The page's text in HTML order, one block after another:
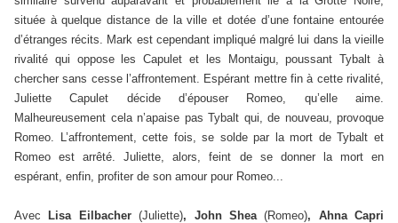
située à quelque distance de la ville et dotée d’une fontaine entourée
d’étranges récits. Mark est cependant impliqué malgré lui dans la vieille
rivalité qui oppose les Capulet et les Montaigu, poussant Tybalt à
chercher sans cesse l’affrontement. Espérant mettre fin à cette rivalité,
Juliette Capulet décide d’épouser Romeo, qu’elle aime.
Malheureusement cela n’apaise pas Tybalt qui, de nouveau, provoque
Romeo. L’affrontement, cette fois, se solde par la mort de Tybalt et
Romeo est arrêté. Juliette, alors, feint de se donner la mort en
espérant, enfin, profiter de son amour pour Romeo...
AvecLisa Eilbacher(Juliette), John Shea(Romeo), Ahna Capri